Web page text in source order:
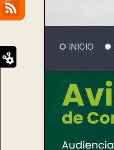
INICIO